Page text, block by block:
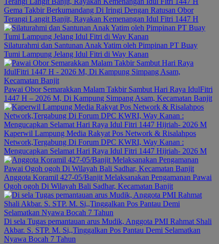
Gema Takbir Berkumandang Di Iringi Dengan Ratusan Obor
Terangi Langit Banjit, Rayakan Kemenangan Idul Fitri 1447 H
Silaturahmi dan Santunan Anak Yatim oleh Pimpinan PT Buay
Tumi Lampung Jelang Idul Fitri di Way Kanan
Pawai Obor Semarakkan Malam Takbir Sambut Hari Raya IdulFitri
1447 H – 2026 M, Di Kampung Simpang Asam, Kecamatan Banjit
Kaperwil Lampung Media Rakyat Pos Network & Risalahpos
Network,Tergabung Di Forum DPC KWRI, Way Kanan :
Mengucapkan Selamat Hari Raya Idul Fitri 1447 Hijriah- 2026 M
Anggota Koramil 427-05/Banjit Melaksanakan Pengamanan Pawai
Ogoh ogoh Di Wilayah Bali Sadhar, Kecamatan Banjit
Di sela Tugas pemantauan arus Mudik, Anggota PMI Rahmat Shali
Akbar. S. STP. M. Si,,Tinggalkan Pos Pantau Demi Selamatkan
Nyawa Bocah 7 Tahun